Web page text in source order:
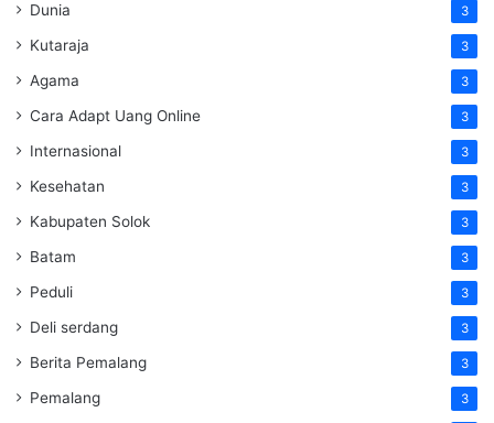
Dunia 3
Kutaraja 3
Agama 3
Cara Adapt Uang Online 3
Internasional 3
Kesehatan 3
Kabupaten Solok 3
Batam 3
Peduli 3
Deli serdang 3
Berita Pemalang 3
Pemalang 3